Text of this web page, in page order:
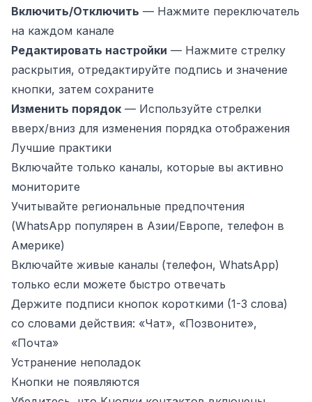
Включить/Отключить — Нажмите переключатель
на каждом канале
Редактировать настройки — Нажмите стрелку
раскрытия, отредактируйте подпись и значение
кнопки, затем сохраните
Изменить порядок — Используйте стрелки
вверх/вниз для изменения порядка отображения
Лучшие практики
Включайте только каналы, которые вы активно
мониторите
Учитывайте региональные предпочтения
(WhatsApp популярен в Азии/Европе, телефон в
Америке)
Включайте живые каналы (телефон, WhatsApp)
только если можете быстро отвечать
Держите подписи кнопок короткими (1-3 слова)
со словами действия: «Чат», «Позвоните»,
«Почта»
Устранение неполадок
Кнопки не появляются